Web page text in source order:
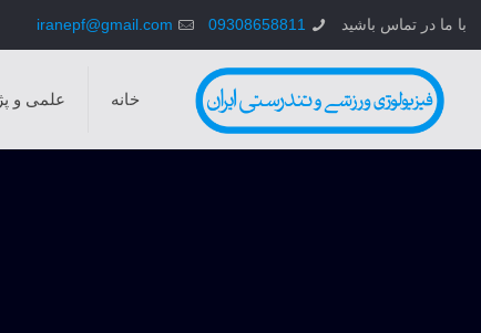
با ما در تماس باشید 09308658811
iranepf@gmail.com
خانه علمی و